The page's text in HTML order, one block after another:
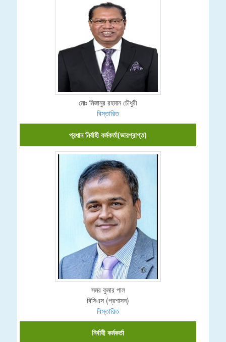
মোঃ মিজানুর রহমান চৌধুরী
বিস্তারিত
প্রধান নির্বাহী কর্মকর্তা(ভারপ্রাপ্ত)
সমর কুমার পাল
বিসিএস (প্রশাসন)
বিস্তারিত
নির্বাহী কর্মকর্তা